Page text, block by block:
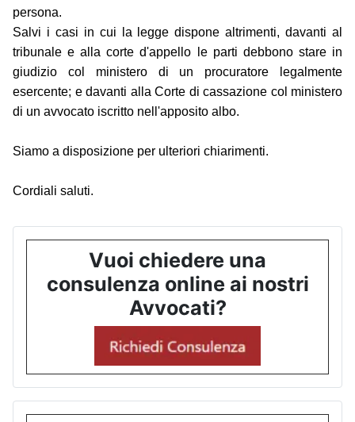
persona.
Salvi i casi in cui la legge dispone altrimenti, davanti al
tribunale e alla corte d'appello le parti debbono stare in
giudizio col ministero di un procuratore legalmente
esercente; e davanti alla Corte di cassazione col ministero
di un avvocato iscritto nell'apposito albo.
Siamo a disposizione per ulteriori chiarimenti.
Cordiali saluti.
Vuoi chiedere una
consulenza online ai nostri
Avvocati?